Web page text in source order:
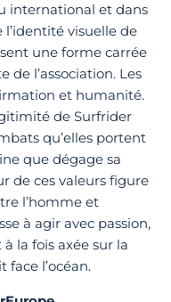
international et dans
visuelle de
une forme carrée
de l’association. Les
et humanité.
de Surfrider
qu’elles portent
que dégage sa
de ces valeurs figure
l’homme et
à agir avec passion,
la fois axée sur la
face l’océan.